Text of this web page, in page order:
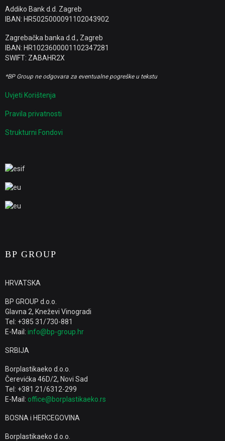
Addiko Bank d.d. Zagreb
IBAN: HR5025000091102043902
Zagrebačka banka d.d., Zagreb
IBAN: HR1023600001102347281
SWIFT: ZABAHR2X
*BP Group ne odgovara za eventualne pogreške u tekstu
Uvjeti Korištenja
Pravila privatnosti
Strukturni Fondovi
BP GROUP
HRVATSKA
BP GROUP d.o.o.
Glavna 2, Kneževi Vinogradi
Tel: +385 31/730-881
E-Mail: info@bp-group.hr
SRBIJA
Borplastikaeko d.o.o.
Čerevićka 46D/2, Novi Sad
Tel: +381 21/6312-299
E-Mail: office@borplastikaeko.rs
BOSNA i HERCEGOVINA
Borplastikaeko d.o.o.